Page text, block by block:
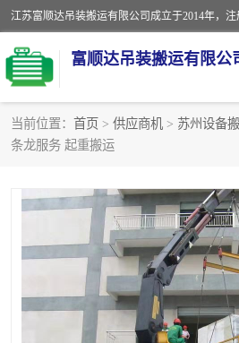
富顺达吊装搬运有限公
当前位置： 首页 > 供应商机 > 苏州设备
条龙服务 起重搬运
苏州设备搬运吊装服务
工厂搬迁公司 设
设备定位移位 起
吊
工厂设备搬运 专